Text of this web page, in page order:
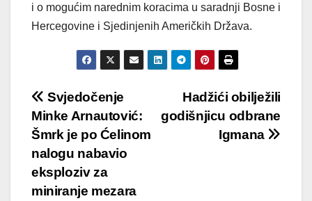
i o mogućim narednim koracima u saradnji Bosne i
Hercegovine i Sjedinjenih Američkih Država.
Post
navigation
Hadžići obilježili
godišnjicu odbrane
Igmana
Svjedočenje
Minke Arnautović:
Šmrk je po Ćelinom
nalogu nabavio
eksploziv za
miniranje mezara